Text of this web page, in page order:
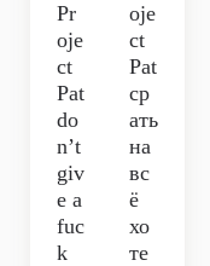
Pr
oje
ct
Pat
do
n’t
giv
e a
fuc
k
oje
ct
Pat
ср
ать
на
вс
ё
хо
те